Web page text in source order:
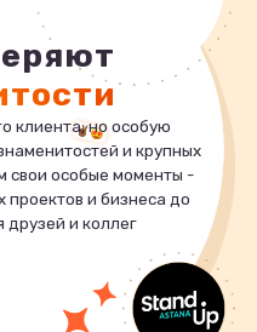
клиента, но особую
и крупных
свои особые моменты -
проектов и бизнеса до
друзей и коллег